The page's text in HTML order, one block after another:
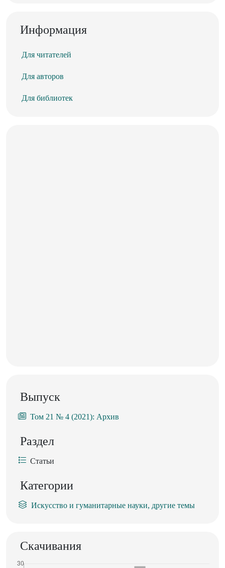
Информация
Для читателей
Для авторов
Для библиотек
Выпуск
Том 21 № 4 (2021): Архив
Раздел
Статьи
Категории
Искусство и гуманитарные науки, другие темы
Скачивания